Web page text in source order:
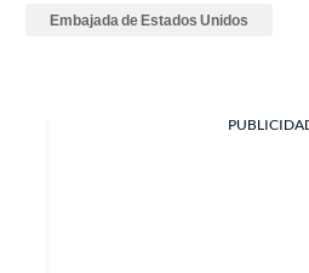
Embajada de Estados Unidos